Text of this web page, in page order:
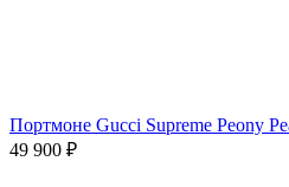
Портмоне Gucci Supreme Peony
49 900 ₽